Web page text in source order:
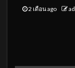
2 เดือน ago